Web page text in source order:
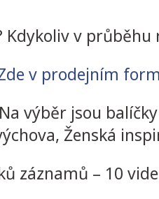
Kdykoliv v průběhu
v prodejním
výběr jsou
Ženská
– 10 videí